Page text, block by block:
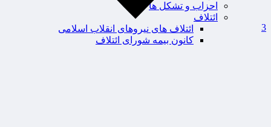
احزاب و تشکل ها
ائتلاف
ائتلاف های نیروهای انقلاب اسلامی
کانون بیمه شورای ائتلاف
3